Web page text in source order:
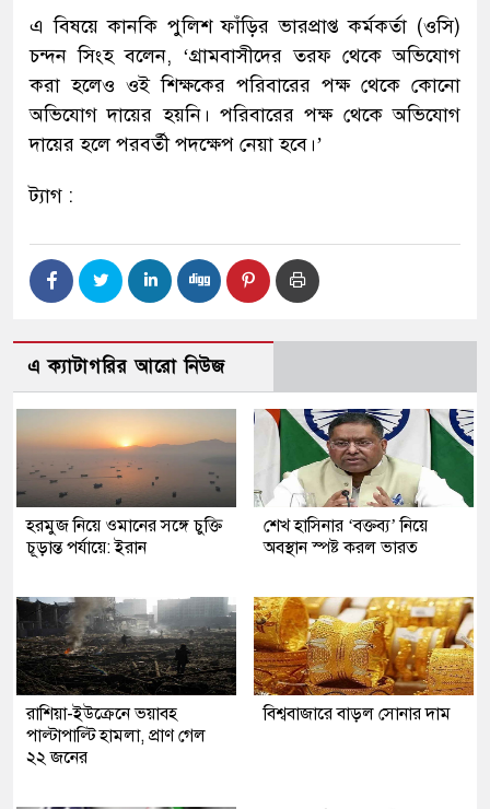
এ বিষয়ে কানকি পুলিশ ফাঁড়ির ভারপ্রাপ্ত কর্মকর্তা (ওসি)
চন্দন সিংহ বলেন, ‘গ্রামবাসীদের তরফ থেকে অভিযোগ
করা হলেও ওই শিক্ষকের পরিবারের পক্ষ থেকে কোনো
অভিযোগ দায়ের হয়নি। পরিবারের পক্ষ থেকে অভিযোগ
দায়ের হলে পরবর্তী পদক্ষেপ নেয়া হবে।’
ট্যাগ :
এ ক্যাটাগরির আরো নিউজ
হরমুজ নিয়ে ওমানের সঙ্গে চুক্তি
চূড়ান্ত পর্যায়ে: ইরান
শেখ হাসিনার ‘বক্তব্য’ নিয়ে
অবস্থান স্পষ্ট করল ভারত
রাশিয়া-ইউক্রেনে ভয়াবহ
পাল্টাপাল্টি হামলা, প্রাণ গেল
২২ জনের
বিশ্ববাজারে বাড়ল সোনার দাম